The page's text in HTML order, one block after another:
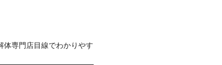
体専門店目線でわかりやす